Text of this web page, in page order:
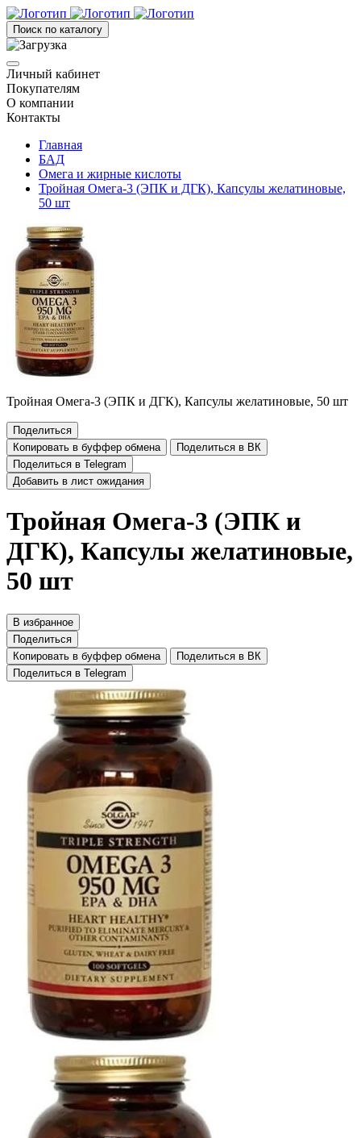
Поиск по каталогу
Личный кабинет
Покупателям
О компании
Контакты
Главная
БАД
Омега и жирные кислоты
Тройная Омега-3 (ЭПК и ДГК), Капсулы желатиновые,
50 шт
Тройная Омега-3 (ЭПК и ДГК), Капсулы желатиновые, 50 шт
Поделиться
Копировать в буффер обмена
Поделиться в ВК
Поделиться в Telegram
Добавить в лист ожидания
Тройная Омега-3 (ЭПК и
ДГК), Капсулы желатиновые,
50 шт
В избранное
Поделиться
Копировать в буффер обмена
Поделиться в ВК
Поделиться в Telegram